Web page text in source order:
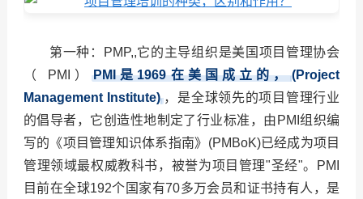
第一种：PMP,,它的主导组织是美国项目管理协会
（ PMI）PMI是1969在美国成立的，(Project
Management Institute) ，是全球领先的项目管理行业
的倡导者，它创造性地制定了行业标准，由 PMI 组织编
写的《项目管理知识体系指南》 (PMBoK)已经成为项目
管理领域最权威教科书，被誉为项目管理"圣经"。
PMI
目前在全球192个国家有70多万会员和证书持有人，是